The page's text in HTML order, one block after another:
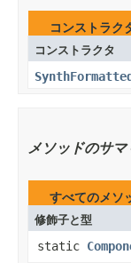
コンストラク
コンストラクタ
メソッドのサマ
すべてのメソ
修飾子と型
static